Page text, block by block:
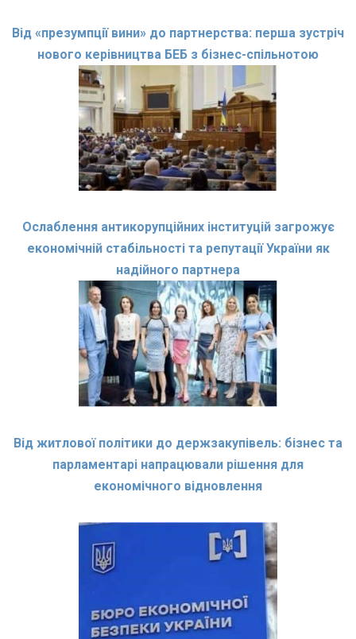
Від «презумпції вини» до партнерства: перша зустріч
нового керівництва БЕБ з бізнес-спільнотою
Ослаблення антикорупційних інституцій загрожує
економічній стабільності та репутації України як
надійного партнера
Від житлової політики до держзакупівель: бізнес та
парламентарі напрацювали рішення для
економічного відновлення